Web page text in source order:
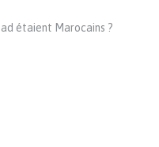
étaient Marocains ?